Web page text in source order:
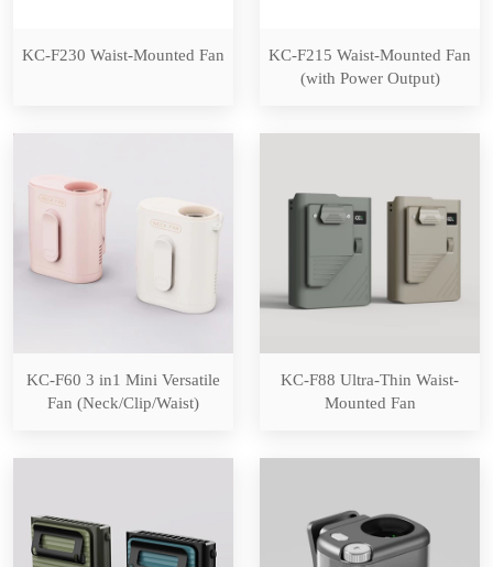
KC-F230 Waist-Mounted Fan
KC-F215 Waist-Mounted Fan
(with Power Output)
KC-F60 3 in1 Mini Versatile
Fan (Neck/Clip/Waist)
KC-F88 Ultra-Thin Waist-
Mounted Fan